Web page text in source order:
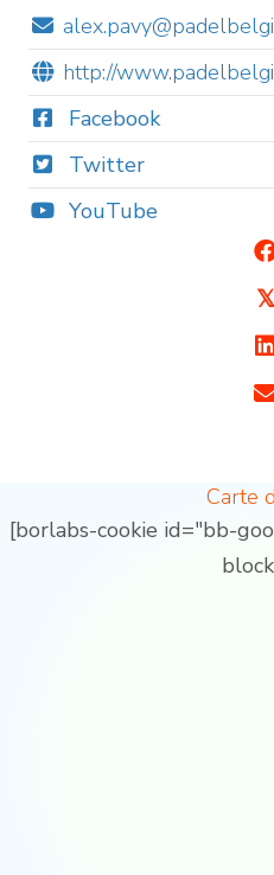
http://
Facebook
Twitter
YouTube
𝕏
Carte
[borlabs-cookie id="bb-